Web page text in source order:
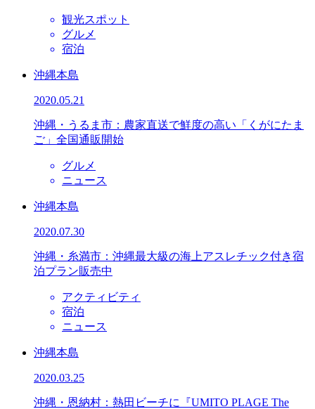
観光スポット
グルメ
宿泊
沖縄本島
2020.05.21
沖縄・うるま市：農家直送で鮮度の高い「くがにたま
ご」全国通販開始
グルメ
ニュース
沖縄本島
2020.07.30
沖縄・糸満市：沖縄最大級の海上アスレチック付き宿
泊プラン販売中
アクティビティ
宿泊
ニュース
沖縄本島
2020.03.25
沖縄・恩納村：熱田ビーチに『UMITO PLAGE The